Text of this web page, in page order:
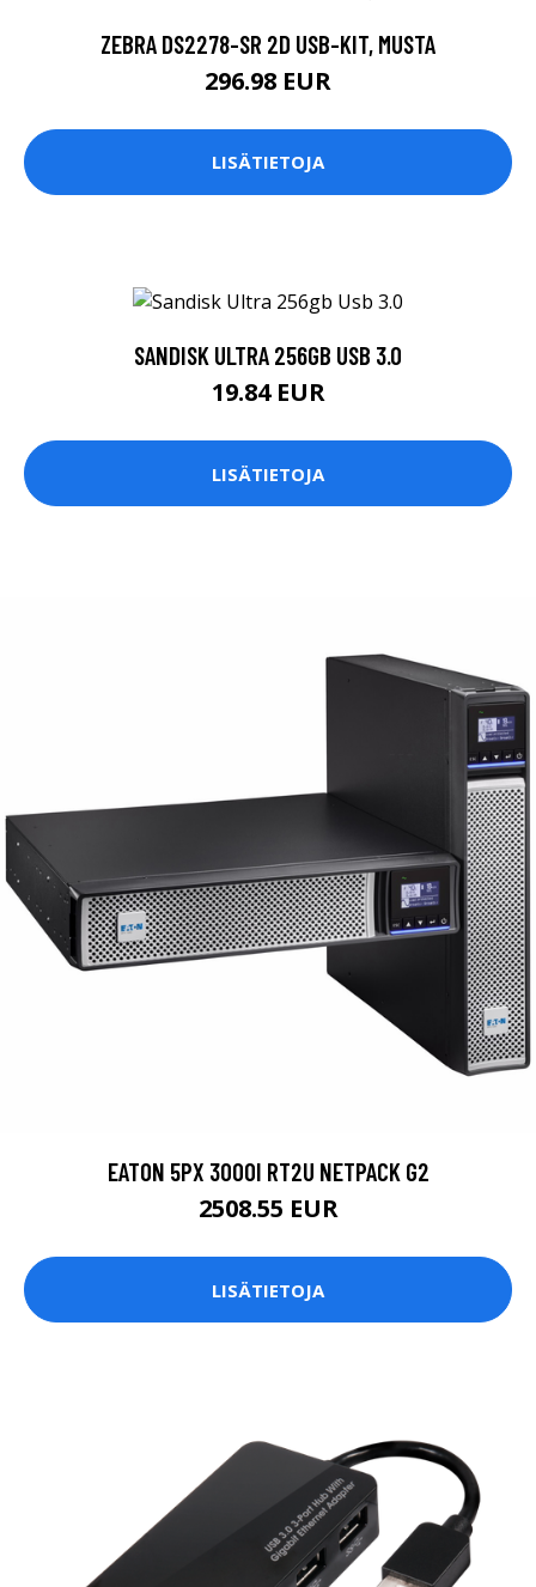
ZEBRA DS2278-SR 2D USB-KIT, MUSTA
296.98 EUR
LISÄTIETOJA
SANDISK ULTRA 256GB USB 3.0
19.84 EUR
LISÄTIETOJA
EATON 5PX 3000I RT2U NETPACK G2
2508.55 EUR
LISÄTIETOJA